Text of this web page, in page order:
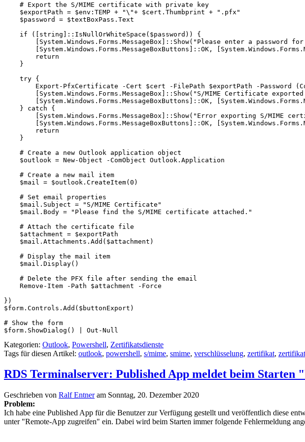
    # Export the S/MIME certificate with private key
    $exportPath = $env:TEMP + "\"+ $cert.Thumbprint + ".pfx"
    $password = $textBoxPass.Text
    if ([string]::IsNullOrWhiteSpace($password)) {
[System.Windows.Forms.MessageBox]::Show("Please enter a password
[System.Windows.Forms.MessageBoxButtons]::OK,
        return
    }
    try {
Export-PfxCertificate -Cert $cert -FilePath $exportPath -Password
[System.Windows.Forms.MessageBox]::Show("S/MIME Certificate
[System.Windows.Forms.MessageBoxButtons]::OK,
    } catch {
[System.Windows.Forms.MessageBox]::Show("Error exporting S/MIME
[System.Windows.Forms.MessageBoxButtons]::OK,
        return
    }
    # Create a new Outlook application object
    $outlook = New-Object -ComObject Outlook.Application
    # Create a new mail item
    $mail = $outlook.CreateItem(0)
    # Set email properties
    $mail.Subject = "S/MIME Certificate"
    $mail.Body = "Please find the S/MIME certificate attached."
    # Attach the certificate file
    $attachment = $exportPath
    $mail.Attachments.Add($attachment)
    # Display the mail item
    $mail.Display()
    # Delete the PFX file after sending the email
    Remove-Item -Path $attachment -Force
})
$form.Controls.Add($buttonExport)
# Show the form
Kategorien: Outlook, Powershell, Zertifikatsdienste
Tags für diesen Artikel: outlook, powershell, s/mime, smime, verschlüsselung, zertifikat,
RDS Terminalserver: Published App meldet beim Starten
Geschrieben von Ralf Entneram Sonntag, 20. Dezember 2020
Problem:
Ich habe eine Published App für die Benutzer zur Verfügung gestellt und veröffentlich diese
unter "Remote-App zugreifen" ein. Dabei wird beim Starten immer folgende Fehlermeldung